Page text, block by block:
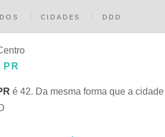
CIDADES DDD
é 42. Da mesma forma que a